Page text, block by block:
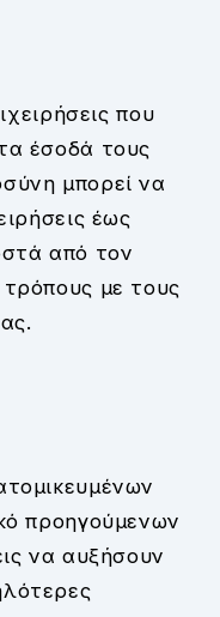
που
έσοδά τους
μπορεί να
έως
από τον
με τους
προηγούμενων
να αυξήσουν